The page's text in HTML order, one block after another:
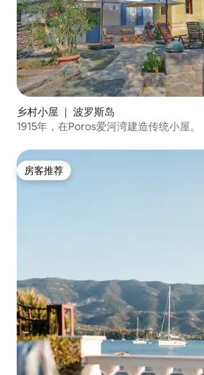
乡村小屋 ｜ 波罗斯岛
1915年，在Poros爱河湾建造传统小屋。
房客推荐
房客推荐